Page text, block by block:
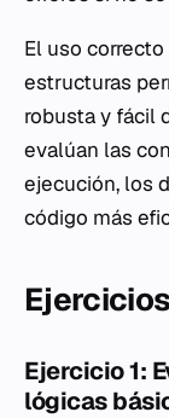
El uso
estructuras
robusta y fácil
evalúan las
ejecución, los
código más
Ejercicio 1:
lógicas